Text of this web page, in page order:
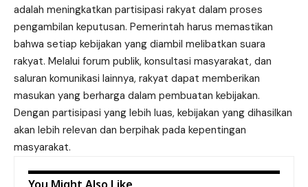
adalah meningkatkan partisipasi rakyat dalam proses
pengambilan keputusan. Pemerintah harus memastikan
bahwa setiap kebijakan yang diambil melibatkan suara
rakyat. Melalui forum publik, konsultasi masyarakat, dan
saluran komunikasi lainnya, rakyat dapat memberikan
masukan yang berharga dalam pembuatan kebijakan.
Dengan partisipasi yang lebih luas, kebijakan yang dihasilkan
akan lebih relevan dan berpihak pada kepentingan
masyarakat.